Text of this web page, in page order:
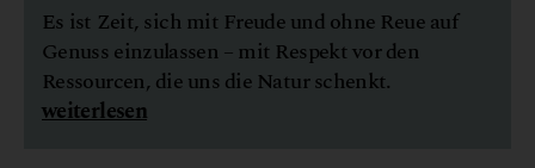
Es ist Zeit, sich mit Freude und ohne Reue auf
Genuss einzulassen – mit Respekt vor den
Ressourcen, die uns die Natur schenkt.
weiterlesen